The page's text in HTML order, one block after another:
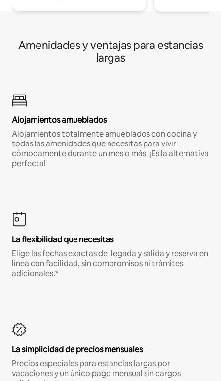
Amenidades y ventajas para estancias
largas
Alojamientos amueblados
Alojamientos totalmente amueblados con cocina y
todas las amenidades que necesitas para vivir
cómodamente durante un mes o más. ¡Es la alternativa
perfecta!
La flexibilidad que necesitas
Elige las fechas exactas de llegada y salida y reserva en
línea con facilidad, sin compromisos ni trámites
adicionales.*
La simplicidad de precios mensuales
Precios especiales para estancias largas por
vacaciones y un único pago mensual sin cargos